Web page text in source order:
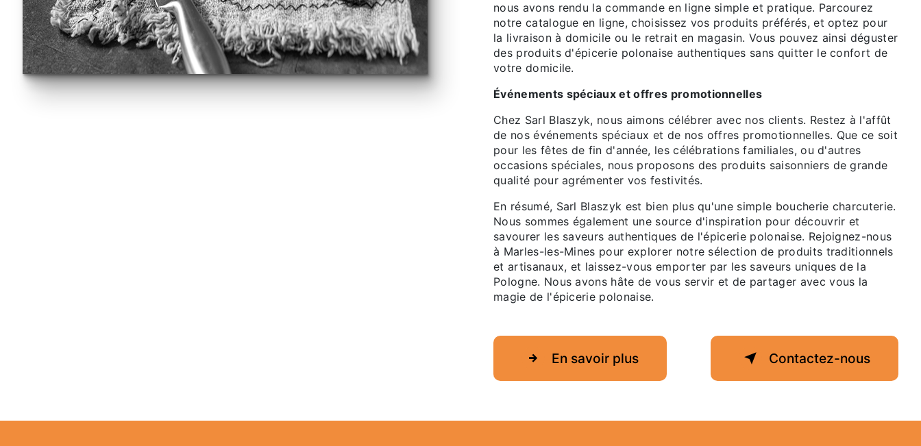
nous avons rendu la commande en ligne simple et pratique. Parcourez
notre catalogue en ligne, choisissez vos produits préférés, et optez pour
la livraison à domicile ou le retrait en magasin. Vous pouvez ainsi déguster
des produits d'épicerie polonaise authentiques sans quitter le confort de
votre domicile.
Événements spéciaux et offres promotionnelles
Chez Sarl Blaszyk, nous aimons célébrer avec nos clients. Restez à l'affût
de nos événements spéciaux et de nos offres promotionnelles. Que ce soit
pour les fêtes de fin d'année, les célébrations familiales, ou d'autres
occasions spéciales, nous proposons des produits saisonniers de grande
qualité pour agrémenter vos festivités.
En résumé, Sarl Blaszyk est bien plus qu'une simple boucherie charcuterie.
Nous sommes également une source d'inspiration pour découvrir et
savourer les saveurs authentiques de l'épicerie polonaise. Rejoignez-nous
à Marles-les-Mines pour explorer notre sélection de produits traditionnels
et artisanaux, et laissez-vous emporter par les saveurs uniques de la
Pologne. Nous avons hâte de vous servir et de partager avec vous la
magie de l'épicerie polonaise.
En savoir plus Contactez-nous